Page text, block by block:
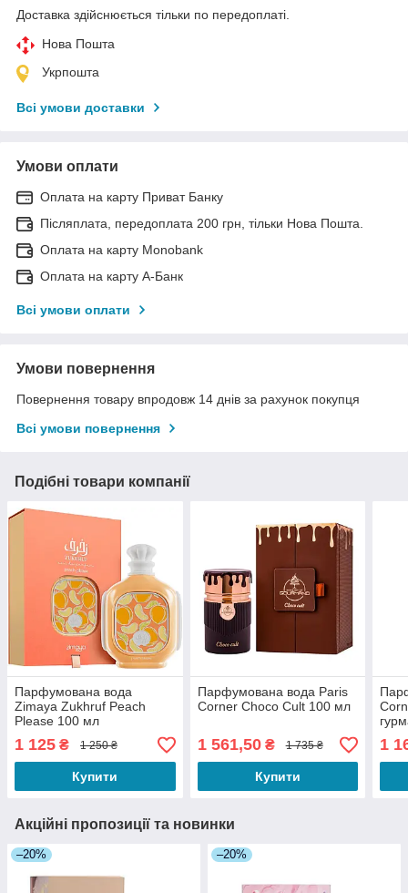
Доставка здійснюється тільки по передоплаті.
Нова Пошта
Укрпошта
Всі умови доставки
Умови оплати
Оплата на карту Приват Банку
Післяплата, передоплата 200 грн, тільки Нова Пошта.
Оплата на карту Monobank
Оплата на карту А-Банк
Всі умови оплати
Умови повернення
Повернення товару впродовж 14 днів за рахунок покупця
Всі умови повернення
Подібні товари компанії
Парфумована вода
Zimaya Zukhruf Peach
Please 100 мл
1 125 ₴ 1 250 ₴
Купити
Парфумована вода Paris
Corner Choco Cult 100 мл
1 561,50₴ 1 735 ₴
Купити
1
Акційні пропозиції та новинки
–20% –20%